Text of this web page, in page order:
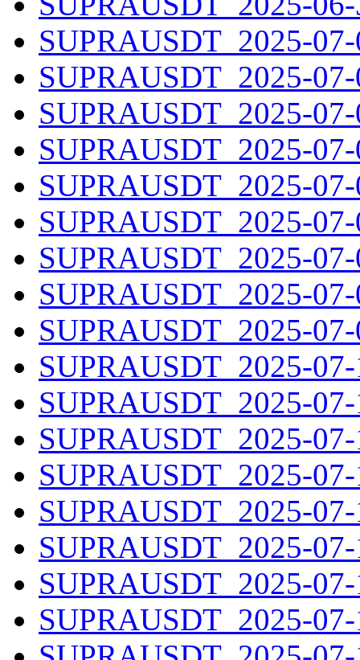
SUPRAUSDT_2025-07-
SUPRAUSDT_2025-07-
SUPRAUSDT_2025-07-
SUPRAUSDT_2025-07-
SUPRAUSDT_2025-07-
SUPRAUSDT_2025-07-
SUPRAUSDT_2025-07-
SUPRAUSDT_2025-07-
SUPRAUSDT_2025-07-
SUPRAUSDT_2025-07-
SUPRAUSDT_2025-07-
SUPRAUSDT_2025-07-
SUPRAUSDT_2025-07-
SUPRAUSDT_2025-07-
SUPRAUSDT_2025-07-
SUPRAUSDT_2025-07-
SUPRAUSDT_2025-07-